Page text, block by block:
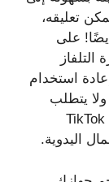
تعليقه،
على
استخدام
ولا يتطلب
شراء جهاز إلكتروني آخر. شارك مستخدم TikTok